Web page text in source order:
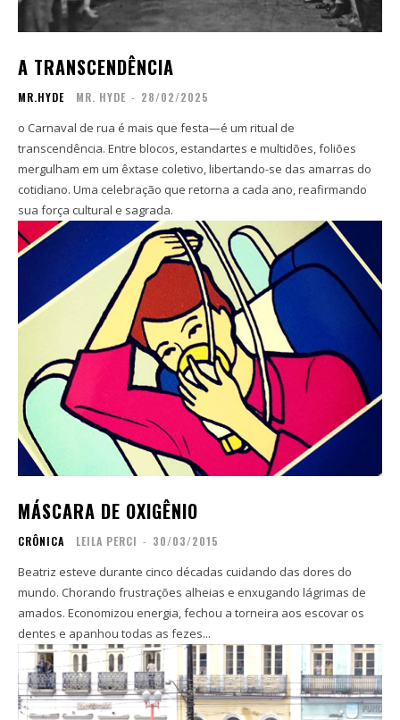
Contato
Zine
Autores
Sobre
Contato
Filmes
Sobre
Portfólio
Contato
Copyright © 2025 TREVOUS®. Todos os direitos
reservados.
Contato
Zine
Autores
Sobre
Contato
Filmes
Sobre
Portfólio
Contato
Copyright © 2025 TREVOUS®. Todos os direitos
reservados.
A TRANSCENDÊNCIA
MR.HYDE MR. HYDE - 28/02/2025
o Carnaval de rua é mais que festa—é um ritual de
transcendência. Entre blocos, estandartes e multidões, foliões
mergulham em um êxtase coletivo, libertando-se das amarras do
cotidiano. Uma celebração que retorna a cada ano, reafirmando
sua força cultural e sagrada.
MÁSCARA DE OXIGÊNIO
CRÔNICA LEILA PERCI - 30/03/2015
Beatriz esteve durante cinco décadas cuidando das dores do
mundo. Chorando frustrações alheias e enxugando lágrimas de
amados. Economizou energia, fechou a torneira aos escovar os
dentes e apanhou todas as fezes...